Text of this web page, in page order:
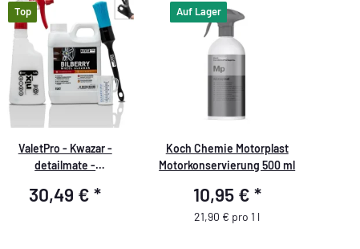
Top
ValetPro - Kwazar -
detailmate -
30,49 €*
Auf Lager
Koch Chemie Motorplast
Motorkonservierung 500 ml
10,95 € *
21,90 € pro 1 l